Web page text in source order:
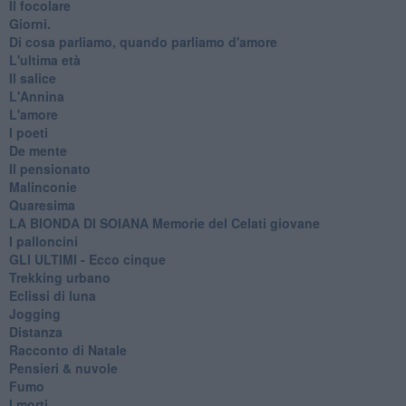
Il focolare
Giorni.
Di cosa parliamo, quando parliamo d'amore
L'ultima età
Il salice
L'Annina
L'amore
I poeti
De mente
Il pensionato
Malinconie
Quaresima
LA BIONDA DI SOIANA Memorie del Celati giovane
I palloncini
GLI ULTIMI - Ecco cinque
Trekking urbano
Eclissi di luna
Jogging
Distanza
Racconto di Natale
Pensieri & nuvole
Fumo